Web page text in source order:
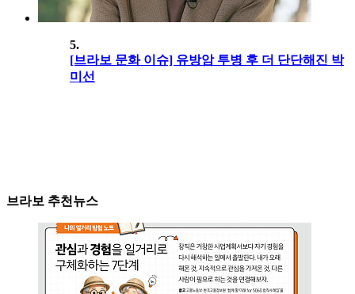
5.
[브라보 문화 이슈] 유방암 투병 후 더 단단해진 박
미선
브라보 추천뉴스